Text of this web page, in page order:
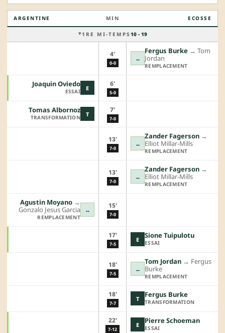
ARGENTINE MIN ECOSSE
1RE MI-TEMPS 10 - 19
4'
0-0
↔
Fergus Burke →︎ Tom
Jordan
REMPLACEMENT
E
Joaquin Oviedo
ESSAI
6'
5-0
T
Tomas Albornoz
TRANSFORMATION
7'
7-0
13'
7-0
↔
Zander Fagerson →︎
Elliot Millar-Mills
REMPLACEMENT
13'
7-0
↔
Zander Fagerson →︎
Elliot Millar-Mills
REMPLACEMENT
↔
Agustin Moyano →︎
Gonzalo Jesus Garcia
REMPLACEMENT
15'
7-0
17'
7-5
E Sione Tuipulotu
ESSAI
18'
7-5
↔
Tom Jordan →︎ Fergus
Burke
REMPLACEMENT
18'
7-7
T Fergus Burke
TRANSFORMATION
22'
7-12
E Pierre Schoeman
ESSAI